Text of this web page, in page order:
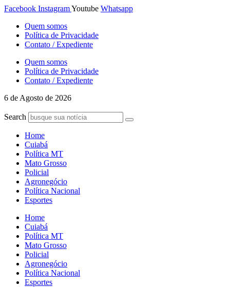
Ir
conteúdo
Facebook InstagramYoutube Whatsapp
Quem somos
Política de Privacidade
Contato / Expediente
Quem somos
Política de Privacidade
Contato / Expediente
6 de Agosto de 2026
Search
Home
Cuiabá
Política MT
Mato Grosso
Policial
Agronegócio
Política Nacional
Esportes
Home
Cuiabá
Política MT
Mato Grosso
Policial
Agronegócio
Política Nacional
Esportes